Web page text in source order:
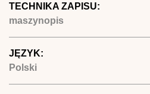
TECHNIKA ZAPISU:
maszynopis
JĘZYK:
Polski